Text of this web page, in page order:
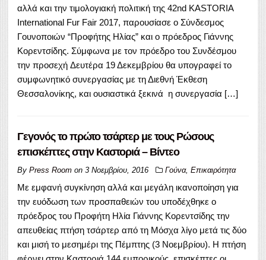
αλλά και την τιμολογιακή πολιτική της 42nd KASTORIA
International Fur Fair 2017, παρουσίασε ο Σύνδεσμος
Γουνοποιών “Προφήτης Ηλίας” και ο πρόεδρος Γιάννης
Κορεντσίδης. Σύμφωνα με τον πρόεδρο του Συνδέσμου
την προσεχή Δευτέρα 19 Δεκεμβρίου θα υπογραφεί το
συμφωνητικό συνεργασίας με τη Διεθνή Έκθεση
Θεσσαλονίκης, και ουσιαστικά ξεκινά η συνεργασία […]
Γεγονός το πρώτο τσάρτερ με τους Ρώσους
επισκέπτες στην Καστοριά – Βίντεο
By Press Room on 3 Νοεμβρίου, 2016 Γούνα, Επικαιρότητα
Με εμφανή συγκίνηση αλλά και μεγάλη ικανοποίηση για
την ευόδωση των προσπαθειών του υποδέχθηκε ο
πρόεδρος του Προφήτη Ηλία Γιάννης Κορεντσίδης την
απευθείας πτήση τσάρτερ από τη Μόσχα λίγο μετά τις δύο
και μισή το μεσημέρι της Πέμπτης (3 Νοεμβρίου). Η πτήση